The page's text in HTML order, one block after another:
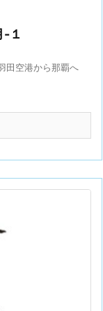
１
田空港から那覇へ